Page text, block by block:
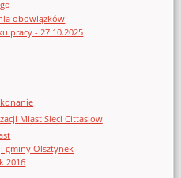
obowiązków
pracy - 27.10.2025
Miast Sieci Cittaslow
gminy Olsztynek
2016